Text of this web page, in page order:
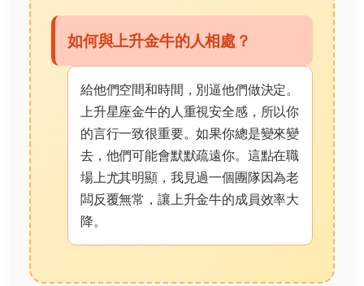
如何與上升金牛的人相處？
給他們空間和時間，別逼他們做決定。
上升星座金牛的人重視安全感，所以你
的言行一致很重要。如果你總是變來變
去，他們可能會默默疏遠你。這點在職
場上尤其明顯，我見過一個團隊因為老
闆反覆無常，讓上升金牛的成員效率大
降。